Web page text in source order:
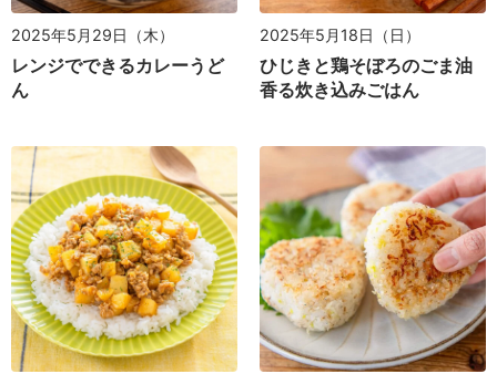
2025年5月29日（木）
レンジでできるカレーうど
ん
2025年5月18日（日）
ひじきと鶏そぼろのごま油
香る炊き込みごはん